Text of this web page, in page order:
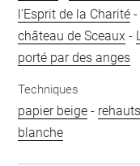
l'Esprit de la Charité -
château de Sceaux -
porté par des anges
Techniques
papier beige -
blanche